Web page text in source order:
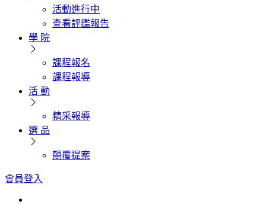
活動進行中
查看評鑑報告
學 院
課程報名
課程報導
活 動
精采報導
選 品
顛覆提案
會員登入